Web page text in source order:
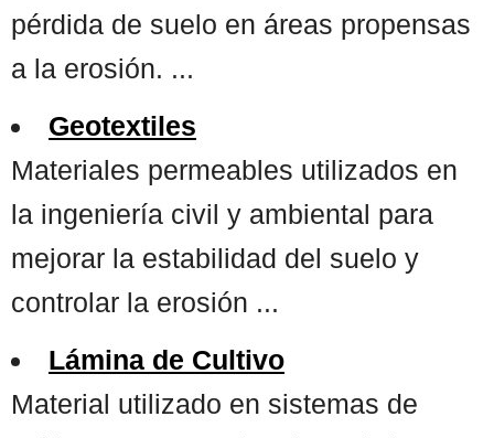
pérdida de suelo en áreas propensas
a la erosión. ...
Geotextiles
Materiales permeables utilizados en
la ingeniería civil y ambiental para
mejorar la estabilidad del suelo y
controlar la erosión ...
Lámina de Cultivo
Material utilizado en sistemas de